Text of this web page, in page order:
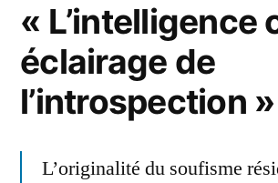
« L’intelligence
éclairage de
l’introspection »
L’originalité du soufisme